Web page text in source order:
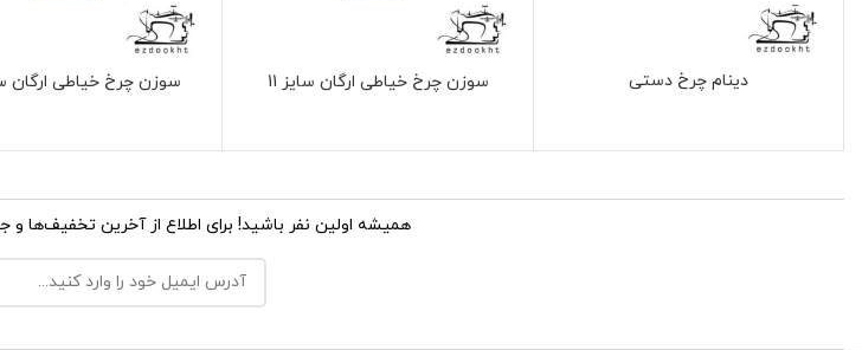
دینام چرخ دستی سوزن چرخ خیاطی ارگان سایز 11 سوزن چرخ خیاطی ارگان
همیشه اولین نفر باشید! برای اطلاع از آخرین تخفیف‌ها و